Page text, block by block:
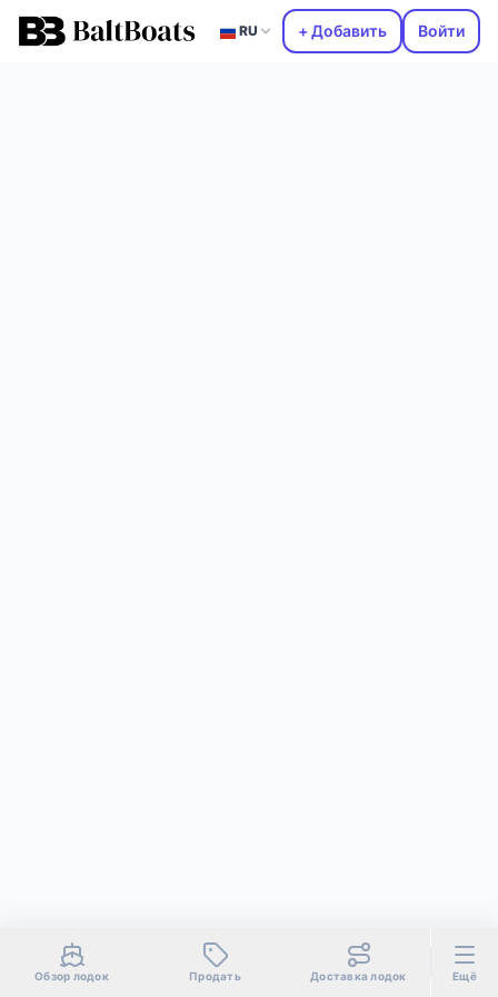
RU + Добавить Войти
Обзор лодок Продать Доставка лодок Ещё